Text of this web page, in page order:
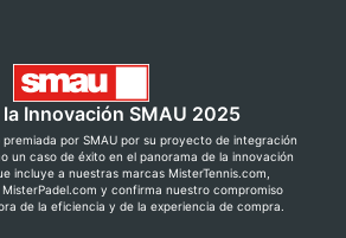
la Innovación SMAU 2025
premiada por SMAU por su proyecto de integración
un caso de éxito en el panorama de la innovación
incluye a nuestras marcas MisterTennis.com,
y confirma nuestro compromiso
de la eficiencia y de la experiencia de compra.